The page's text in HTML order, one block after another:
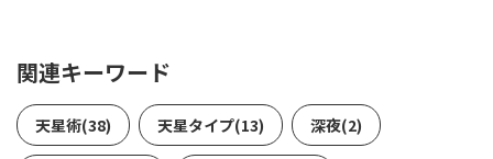
関連キーワード
天星術(38) 天星タイプ(13) 深夜(2)